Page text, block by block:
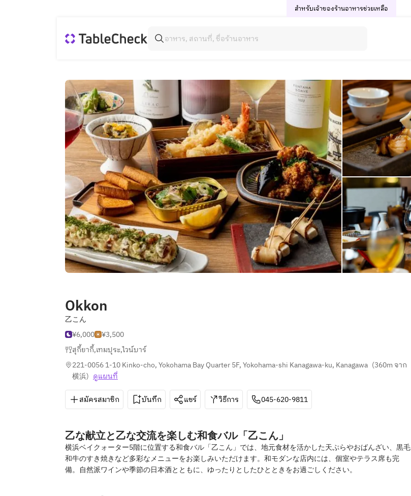
สำหรับเจ้าของร้านอาหารช่วยเหลือ
Okkon
乙こん
¥6,000
¥3,500
สุกี้ยากี้,เทมปุระ,ไวน์บาร์
221-0056 1-10 Kinko-cho, Yokohama Bay Quarter 5F, Yokohama-shi Kanagawa-ku, Kanagawa (360m จาก
横浜) ดูแผนที่
สมัครสมาชิก บันทึก แชร์ วิธีการ 045-620-9811
乙な献立と乙な交流を楽しむ和食バル「乙こん」
横浜ベイクォーター5階に位置する和食バル「乙こん」では、地元食材を活かした天ぷらやおばんざい、黒毛
和牛のすき焼きなど多彩なメニューをお楽しみいただけます。和モダンな店内には、個室やテラス席も完
備。自然派ワインや季節の日本酒とともに、ゆったりとしたひとときをお過ごしください。